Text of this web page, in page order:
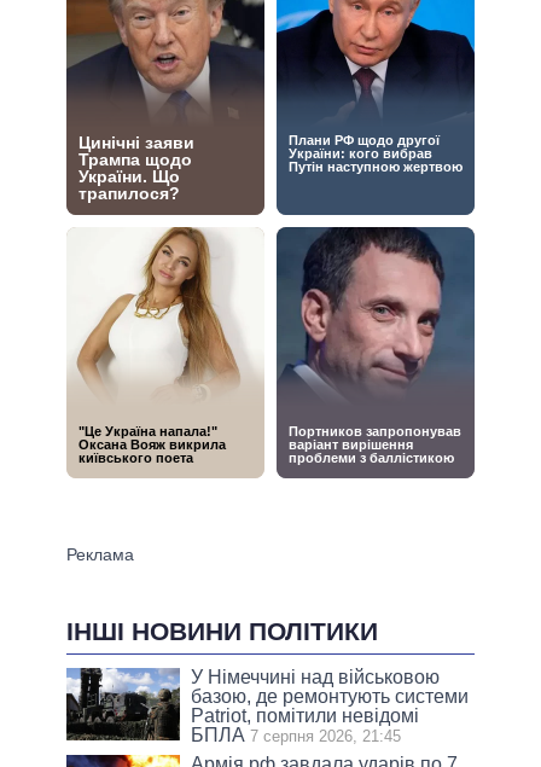
ІНШІ НОВИНИ ПОЛІТИКИ
У Німеччині над військовою
базою, де ремонтують системи
Patriot, помітили невідомі
БПЛА 7 серпня 2026, 21:45